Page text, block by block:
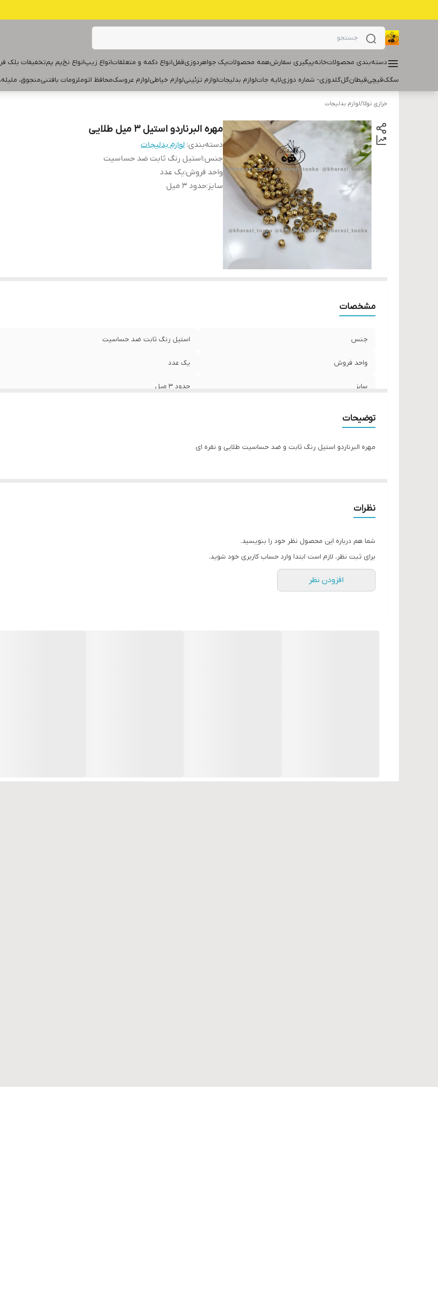
دسته‌بندی محصولاتخانهپیگیری سفارشهمه محصولاتپک جواهردوزیقفلانواع دکمه و متعلقاتانواع زیپانواع نخپم پمتخفیفات بلک
سگکقیچیقیطانگلگلدوزی- شماره دوزیلایه جاتلوازم بدلیجاتلوازم تزئینیلوازم خیاطیلوازم عروسکمحافظ اتوملزومات بافتنیمنجوق،
خرازی توکا/لوازم بدلیجات
مهره البرناردو استیل ۳ میل طلایی
دسته‌بندی: لوازم بدلیجات
جنس:استیل رنگ‌ ثابت ضد حساسیت
واحد فروش:یک عدد
سایز :حدود ۳ میل
مشخصات
جنس استیل رنگ‌ ثابت ضد حساسیت
واحد فروش یک عدد
سایز حدود ۳ میل
توضیحات
مهره البرناردو استیل رنگ ثابت و ضد حساسیت طلایی و نقره ای
نظرات
شما هم درباره این محصول نظر خود را بنویسید.
برای ثبت نظر، لازم است ابتدا وارد حساب کاربری خود شوید.
افزودن نظر